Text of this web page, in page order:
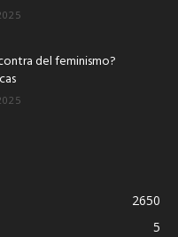
del feminismo?
2650
5